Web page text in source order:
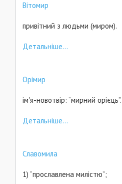
Вітомир
привітний з людьми (миром).
Детальніше...
Орімир
ім'я-новотвір: “мирний орієць”.
Детальніше...
Славомила
1) “прославлена милістю”;